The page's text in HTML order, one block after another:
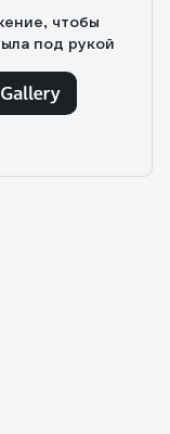
чтобы
под рукой